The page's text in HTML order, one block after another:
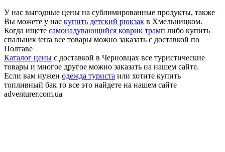
У нас выгодные цены на сублимированные продукты, также
Вы можете у нас купить детский рюкзак в Хмельницком.
Когда ищете самонадувающийся коврик трамп либо купить
спальник terra все товары можно заказать с доставкой по
Полтаве
Каталог цены с доставкой в Черновцах все туристические
товары и многое другое можно заказать на нашем сайте.
Если вам нужен одежда туриста или хотите купить
топливный бак то все это найдете на нашем сайте
adventurer.com.ua